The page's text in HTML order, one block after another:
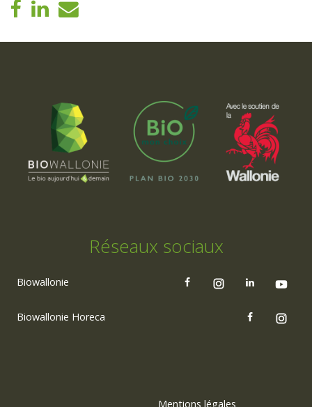
Réseaux sociaux
Biowallonie
Biowallonie Horeca
Mentions légales